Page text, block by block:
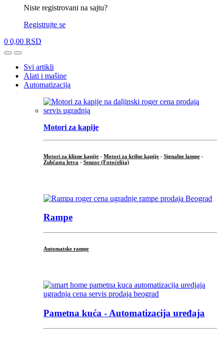
Niste registrovani na sajtu?
Registrujte se
0 0,00 RSD
OpenClose
Svi artikli
Alati i mašine
Automatizacija
Motori za kapije
Motori za klizne kapije - Motori za krilne kapije - Signalne lampe -
Zubčasta letva - Senzor (Fotoćelija)
Rampe
Automatske rampe
Pametna kuća - Automatizacija uređaja